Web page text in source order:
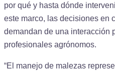
por qué y hasta dónde
este marco, las decisiones en
demandan de una interacción
profesionales agrónomos.
“El manejo de malezas